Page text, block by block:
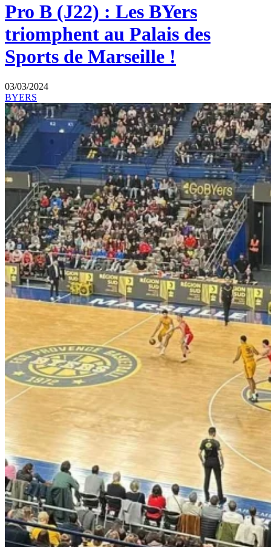
Pro B (J22) : Les BYers
triomphent au Palais des
Sports de Marseille !
03/03/2024
BYERS